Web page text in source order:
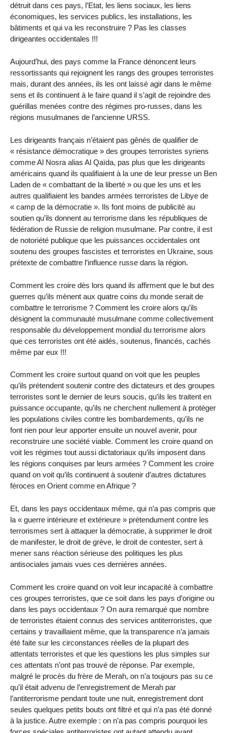
détruit dans ces pays, l’Etat, les liens sociaux, les liens
économiques, les services publics, les installations, les
bâtiments et qui va les reconstruire ? Pas les classes
dirigeantes occidentales !!!
Aujourd’hui, des pays comme la France dénoncent leurs
ressortissants qui rejoignent les rangs des groupes terroristes
mais, durant des années, ils les ont laissé agir dans le même
sens et ils continuent à le faire quand il s’agit de rejoindre des
guérillas menées contre des régimes pro-russes, dans les
régions musulmanes de l’ancienne URSS.
Les dirigeants français n’étaient pas gênés de qualifier de
« résistance démocratique » des groupes terroristes syriens
comme Al Nosra alias Al Qaïda, pas plus que les dirigeants
américains quand ils qualifiaient à la une de leur presse un Ben
Laden de « combattant de la liberté » ou que les uns et les
autres qualifiaient les bandes armées terroristes de Libye de
« camp de la démocratie ». Ils font moins de publicité au
soutien qu’ils donnent au terrorisme dans les républiques de
fédération de Russie de religion musulmane. Par contre, il est
de notoriété publique que les puissances occidentales ont
soutenu des groupes fascistes et terroristes en Ukraine, sous
prétexte de combattre l’influence russe dans la région.
Comment les croire dès lors quand ils affirment que le but des
guerres qu’ils mènent aux quatre coins du monde serait de
combattre le terrorisme ? Comment les croire alors qu’ils
désignent la communauté musulmane comme collectivement
responsable du développement mondial du terrorisme alors
que ces terroristes ont été aidés, soutenus, financés, cachés
même par eux !!!
Comment les croire surtout quand on voit que les peuples
qu’ils prétendent soutenir contre des dictateurs et des groupes
terroristes sont le dernier de leurs soucis, qu’ils les traitent en
puissance occupante, qu’ils ne cherchent nullement à protéger
les populations civiles contre les bombardements, qu’ils ne
font rien pour leur apporter ensuite un nouvel avenir, pour
reconstruire une société viable. Comment les croire quand on
voit les régimes tout aussi dictatoriaux qu’ils imposent dans
les régions conquises par leurs armées ? Comment les croire
quand on voit qu’ils continuent à soutenir d’autres dictatures
féroces en Orient comme en Afrique ?
Et, dans les pays occidentaux même, qui n’a pas compris que
la « guerre intérieure et extérieure » prétendument contre les
terrorismes sert à attaquer la démocratie, à supprimer le droit
de manifester, le droit de grève, le droit de contester, sert à
mener sans réaction sérieuse des politiques les plus
antisociales jamais vues ces dernières années.
Comment les croire quand on voit leur incapacité à combattre
ces groupes terroristes, que ce soit dans les pays d’origine ou
dans les pays occidentaux ? On aura remarqué que nombre
de terroristes étaient connus des services antiterroristes, que
certains y travaillaient même, que la transparence n’a jamais
été faite sur les circonstances réelles de la plupart des
attentats terroristes et que les questions les plus simples sur
ces attentats n’ont pas trouvé de réponse. Par exemple,
malgré le procès du frère de Merah, on n’a toujours pas su ce
qu’il était advenu de l’enregistrement de Merah par
l’antiterrorisme pendant toute une nuit, enregistrement dont
seules quelques petits bouts ont filtré et qui n’a pas été donné
à la justice. Autre exemple : on n’a pas compris pourquoi les